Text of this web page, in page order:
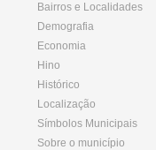
Bairros e Localidades
Demografia
Economia
Hino
Histórico
Localização
Símbolos Municipais
Sobre o município